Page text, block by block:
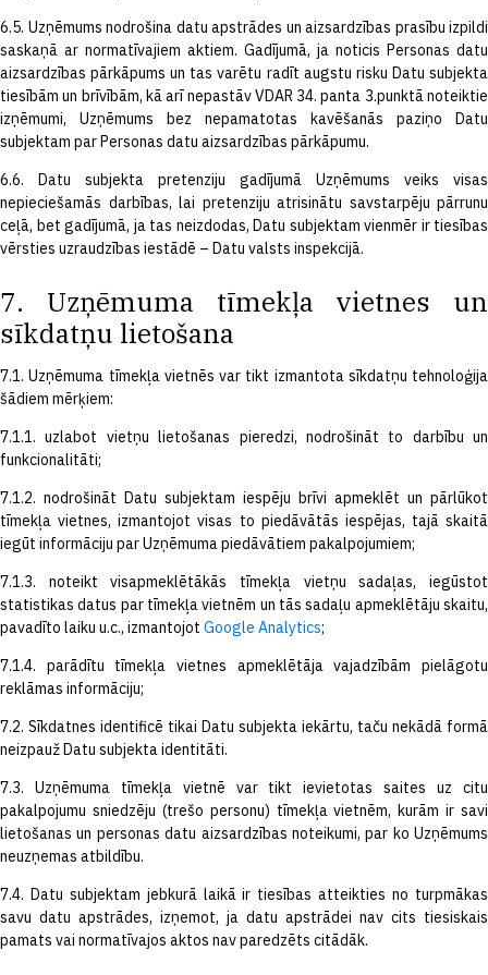
6.5. Uzņēmums nodrošina datu apstrādes un aizsardzības prasību izpildi
saskaņā ar normatīvajiem aktiem. Gadījumā, ja noticis Personas datu
aizsardzības pārkāpums un tas varētu radīt augstu risku Datu subjekta
tiesībām un brīvībām, kā arī nepastāv VDAR 34. panta 3.punktā noteiktie
izņēmumi, Uzņēmums bez nepamatotas kavēšanās paziņo Datu
subjektam par Personas datu aizsardzības pārkāpumu.
6.6. Datu subjekta pretenziju gadījumā Uzņēmums veiks visas
nepieciešamās darbības, lai pretenziju atrisinātu savstarpēju pārrunu
ceļā, bet gadījumā, ja tas neizdodas, Datu subjektam vienmēr ir tiesības
vērsties uzraudzības iestādē – Datu valsts inspekcijā.
7. Uzņēmuma tīmekļa vietnes un
sīkdatņu lietošana
7.1. Uzņēmuma tīmekļa vietnēs var tikt izmantota sīkdatņu tehnoloģija
šādiem mērķiem:
7.1.1. uzlabot vietņu lietošanas pieredzi, nodrošināt to darbību un
funkcionalitāti;
7.1.2. nodrošināt Datu subjektam iespēju brīvi apmeklēt un pārlūkot
tīmekļa vietnes, izmantojot visas to piedāvātās iespējas, tajā skaitā
iegūt informāciju par Uzņēmuma piedāvātiem pakalpojumiem;
7.1.3. noteikt visapmeklētākās tīmekļa vietņu sadaļas, iegūstot
statistikas datus par tīmekļa vietnēm un tās sadaļu apmeklētāju skaitu,
pavadīto laiku u.c., izmantojot Google Analytics;
7.1.4. parādītu tīmekļa vietnes apmeklētāja vajadzībām pielāgotu
reklāmas informāciju;
7.2. Sīkdatnes identificē tikai Datu subjekta iekārtu, taču nekādā formā
neizpauž Datu subjekta identitāti.
7.3. Uzņēmuma tīmekļa vietnē var tikt ievietotas saites uz citu
pakalpojumu sniedzēju (trešo personu) tīmekļa vietnēm, kurām ir savi
lietošanas un personas datu aizsardzības noteikumi, par ko Uzņēmums
neuzņemas atbildību.
7.4. Datu subjektam jebkurā laikā ir tiesības atteikties no turpmākas
savu datu apstrādes, izņemot, ja datu apstrādei nav cits tiesiskais
pamats vai normatīvajos aktos nav paredzēts citādāk.